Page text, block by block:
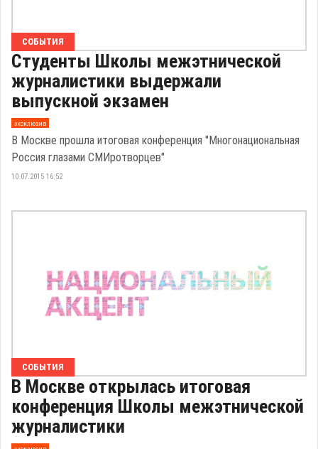
СОБЫТИЯ
Студенты Школы межэтнической
журналистики выдержали
выпускной экзамен
эксклюзив
В Москве прошла итоговая конференция "Многонациональная
Россия глазами СМИротворцев"
10.07.2015 16:52
СОБЫТИЯ
В Москве открылась итоговая
конференция Школы межэтнической
журналистики